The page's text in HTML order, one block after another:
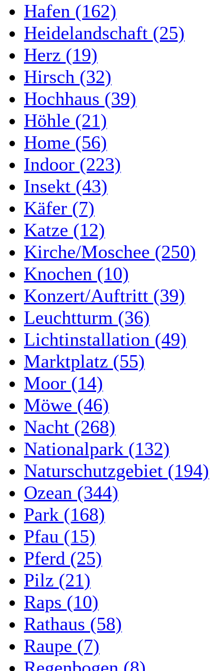
Hafen (162)
Heidelandschaft (25)
Herz (19)
Hirsch (32)
Hochhaus (39)
Höhle (21)
Home (56)
Indoor (223)
Insekt (43)
Käfer (7)
Katze (12)
Kirche/Moschee (250)
Knochen (10)
Konzert/Auftritt (39)
Leuchtturm (36)
Lichtinstallation (49)
Marktplatz (55)
Moor (14)
Möwe (46)
Nacht (268)
Nationalpark (132)
Naturschutzgebiet (194)
Ozean (344)
Park (168)
Pfau (15)
Pferd (25)
Pilz (21)
Raps (10)
Rathaus (58)
Raupe (7)